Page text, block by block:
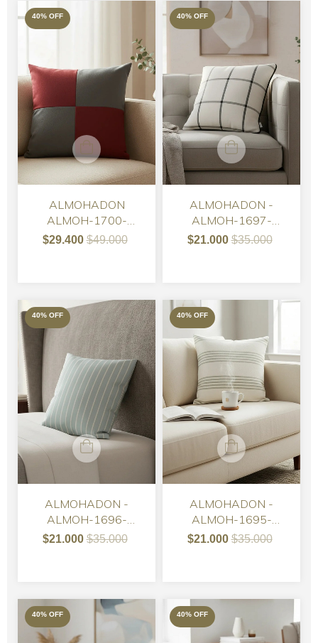
40% OFF
ALMOHADON
ALMOH-1700-
ALMOHADON PANA
$29.400$49.000
40% OFF
ALMOHADON -
ALMOH-1697-
ALMOHADON TUSOR
$21.000$35.000
40% OFF
ALMOHADON -
ALMOH-1696-
ALMOHADON TUSOR
$21.000$35.000
40% OFF
ALMOHADON -
ALMOH-1695-
ALMOHADON TUSOR
$21.000$35.000
40% OFF 40% OFF